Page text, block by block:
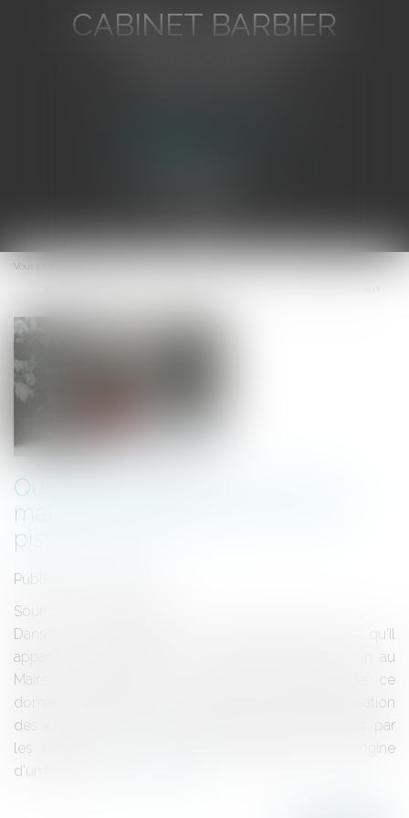
CABINET BARBIER
Ouvrir
le
Vous êtes ici :
Quelles obligations du Maire en
matière de signalisation sur les
pistes de ski?
Publié le :
Source :
Dans un Arrêt récent, le Conseil d'Etat précise qu'il
appartient à l'exploitant du domaine skiable, et non au
Maire, de signaler sur le terrain les limites de ce
domaine.Par ailleurs, si le Maire a en charge la signalisation
des chemins hors-piste, habituellement empruntés par
les skieurs, seuls les dangers exceptionnels à l'origine
d'un précéde...